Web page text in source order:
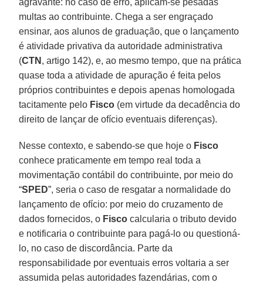
multas ao contribuinte. Chega a ser engraçado
ensinar, aos alunos de graduação, que o lançamento
é atividade privativa da autoridade administrativa
(CTN , artigo 142), e, ao mesmo tempo, que na prática
quase toda a atividade de apuração é feita pelos
próprios contribuintes e depois apenas homologada
tacitamente pelo Fisco (em virtude da decadência do
direito de lançar de ofício eventuais diferenças).
Nesse contexto, e sabendo-se que hoje o Fisco
conhece praticamente em tempo real toda a
movimentação contábil do contribuinte, por meio do
“SPED”, seria o caso de resgatar a normalidade do
lançamento de ofício: por meio do cruzamento de
dados fornecidos, o Fisco calcularia o tributo devido
e notificaria o contribuinte para pagá-lo ou questioná-
lo, no caso de discordância. Parte da
responsabilidade por eventuais erros voltaria a ser
assumida pelas autoridades fazendárias, com o